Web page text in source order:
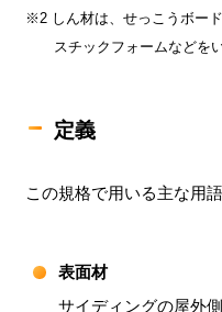
※2 しん材は、せっこうボー
スチックフォームなどをい
定義
この規格で用いる主な用
表面材
サイディングの屋外